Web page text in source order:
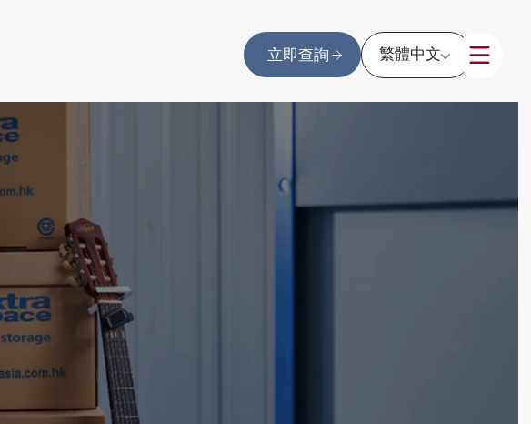
立即查詢 繁體中文